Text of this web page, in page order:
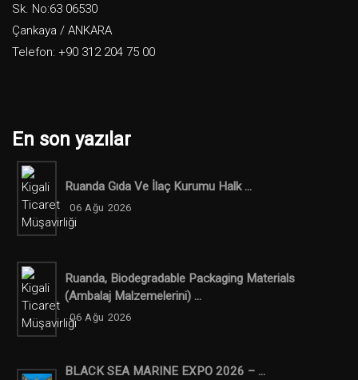
Sk. No:63 06530
Çankaya / ANKARA
Telefon: +90 312 204 75 00
En son yazılar
Ruanda Gıda Ve İlaç Kurumu Halk ...
06 Ağu 2026
Ruanda, Biodegradable Packaging Materials
(ambalaj Malzemelerini) ...
06 Ağu 2026
BLACK SEA MARINE EXPO 2026 – ...